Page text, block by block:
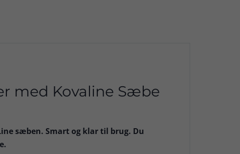
med Kovaline Sæbe
sæben. Smart og klar til brug. Du